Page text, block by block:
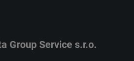
Group Service s.r.o.